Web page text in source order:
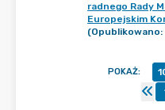
radnego Rady
Europejskim
POKAŻ: